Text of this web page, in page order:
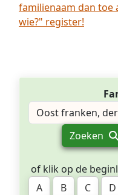
familienaam dan toe
wie?" register!
Zoeken
of klik op de
A
B C D